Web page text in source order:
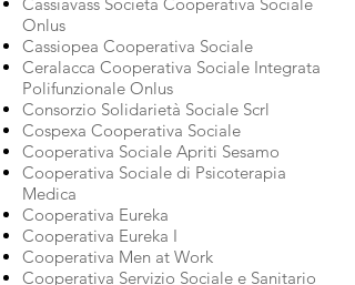
Onlus
Cassiopea Cooperativa Sociale
Ceralacca Cooperativa Sociale Integrata
Polifunzionale Onlus
Consorzio Solidarietà Sociale Scrl
Cospexa Cooperativa Sociale
Cooperativa Sociale Apriti Sesamo
Cooperativa Sociale di Psicoterapia
Medica
Cooperativa Eureka
Cooperativa Eureka I
Cooperativa Men at Work
Cooperativa Servizio Sociale e Sanitario